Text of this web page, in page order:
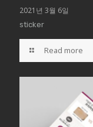
2021년 3월 6일
sticker
Read more